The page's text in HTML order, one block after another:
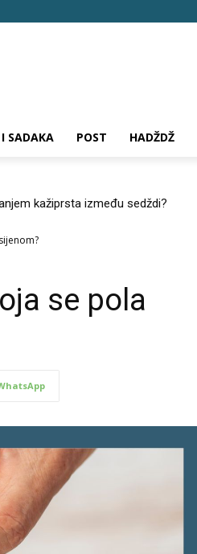
SADAKA POST HADŽDŽ
kažiprsta između sedždi?
se pola